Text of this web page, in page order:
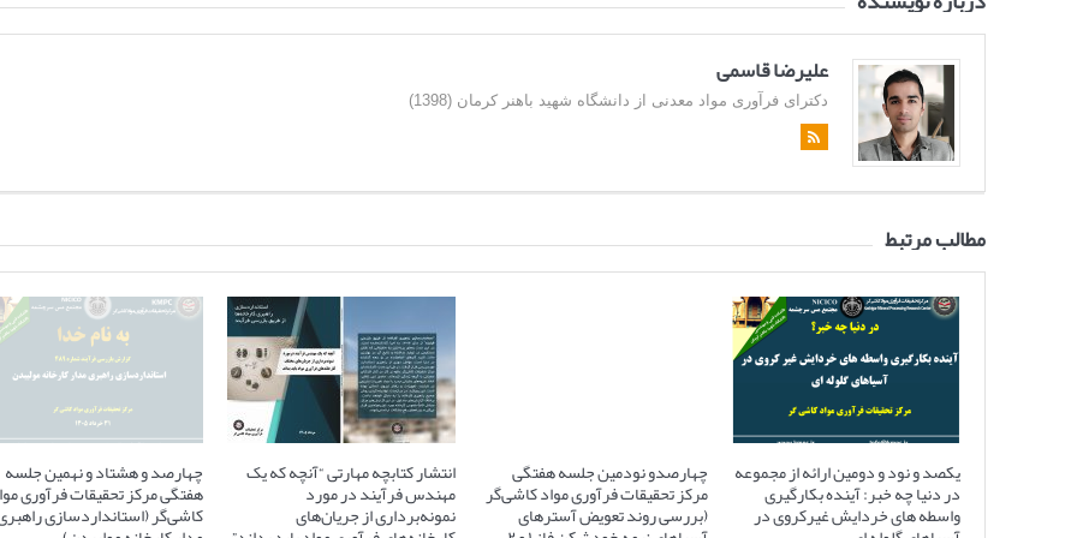
علیرضا قاسمی
دکترای فرآوری مواد معدنی از دانشگاه شهید باهنر کرمان (1398)
مطالب مرتبط
یکصد و نود و دومین ارائه از مجموعه
در دنیا چه خبر: آینده بکارگیری
واسطه های خردایش غیرکروی در
چهارصدو نودمین جلسه هفتگی
مرکز تحقیقات فرآوری مواد کاشی‌گر
(بررسی روند تعویض آسترهای
انتشار کتابچه مهارتی “آنچه که یک
مهندس فرآیند در مورد
نمونه‌برداری از جریان‌های
چهارصد و هشتاد و نهمین جلسه
هفتگی مرکز تحقیقات فرآوری
کاشی‌گر (استانداردسازی